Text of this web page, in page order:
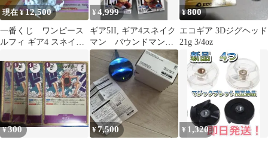
現在 ¥12,500
一番くじ ワンピース
ルフィ ギア4 スネイク
¥4,999
ギア5II, ギア4スネイク
マン バウンドマン
フィギュア計3体新品未
開封
¥800
エコギア 3Dジグヘッド
21g 3/4oz
¥300 ¥7,500 ¥ 1,320